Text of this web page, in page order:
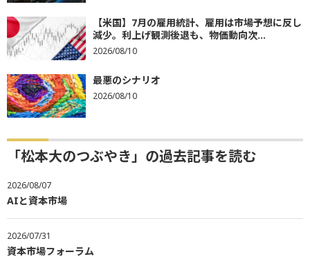
【米国】7月の雇用統計、雇用は市場予想に反し
減少。利上げ観測後退も、物価動向次...
2026/08/10
最悪のシナリオ
2026/08/10
「松本大のつぶやき」の過去記事を読む
2026/08/07
AIと資本市場
2026/07/31
資本市場フォーラム